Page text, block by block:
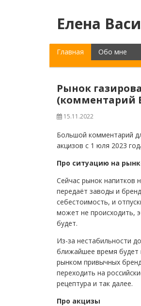
Елена
Главная Обо мне
Рынок
(комментарий
15.11.2022
Большой комментарий
акцизов с 1 юля 2023
Про ситуацию на
Сейчас рынок напитков
передаёт заводы и
себестоимость, и
может не происходить,
будет.
Из-за нестабильности
ближайшее время будет
рынком привычных
переходить на
рецептура и так далее.
Про акцизы